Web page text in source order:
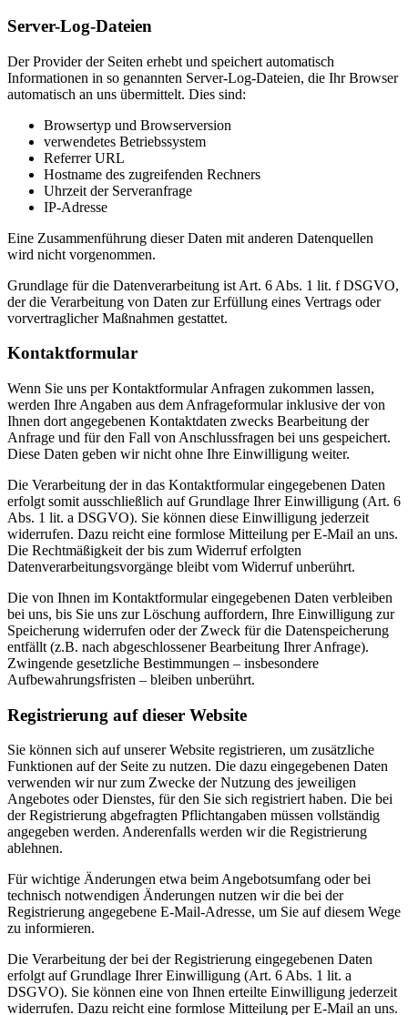
Server-Log-Dateien
Der Provider der Seiten erhebt und speichert automatisch
Informationen in so genannten Server-Log-Dateien, die Ihr Browser
automatisch an uns übermittelt. Dies sind:
Browsertyp und Browserversion
verwendetes Betriebssystem
Referrer URL
Hostname des zugreifenden Rechners
Uhrzeit der Serveranfrage
IP-Adresse
Eine Zusammenführung dieser Daten mit anderen Datenquellen
wird nicht vorgenommen.
Grundlage für die Datenverarbeitung ist Art. 6 Abs. 1 lit. f DSGVO,
der die Verarbeitung von Daten zur Erfüllung eines Vertrags oder
vorvertraglicher Maßnahmen gestattet.
Kontaktformular
Wenn Sie uns per Kontaktformular Anfragen zukommen lassen,
werden Ihre Angaben aus dem Anfrageformular inklusive der von
Ihnen dort angegebenen Kontaktdaten zwecks Bearbeitung der
Anfrage und für den Fall von Anschlussfragen bei uns gespeichert.
Diese Daten geben wir nicht ohne Ihre Einwilligung weiter.
Die Verarbeitung der in das Kontaktformular eingegebenen Daten
erfolgt somit ausschließlich auf Grundlage Ihrer Einwilligung (Art. 6
Abs. 1 lit. a DSGVO). Sie können diese Einwilligung jederzeit
widerrufen. Dazu reicht eine formlose Mitteilung per E-Mail an uns.
Die Rechtmäßigkeit der bis zum Widerruf erfolgten
Datenverarbeitungsvorgänge bleibt vom Widerruf unberührt.
Die von Ihnen im Kontaktformular eingegebenen Daten verbleiben
bei uns, bis Sie uns zur Löschung auffordern, Ihre Einwilligung zur
Speicherung widerrufen oder der Zweck für die Datenspeicherung
entfällt (z.B. nach abgeschlossener Bearbeitung Ihrer Anfrage).
Zwingende gesetzliche Bestimmungen – insbesondere
Aufbewahrungsfristen – bleiben unberührt.
Registrierung auf dieser Website
Sie können sich auf unserer Website registrieren, um zusätzliche
Funktionen auf der Seite zu nutzen. Die dazu eingegebenen Daten
verwenden wir nur zum Zwecke der Nutzung des jeweiligen
Angebotes oder Dienstes, für den Sie sich registriert haben. Die bei
der Registrierung abgefragten Pflichtangaben müssen vollständig
angegeben werden. Anderenfalls werden wir die Registrierung
ablehnen.
Für wichtige Änderungen etwa beim Angebotsumfang oder bei
technisch notwendigen Änderungen nutzen wir die bei der
Registrierung angegebene E-Mail-Adresse, um Sie auf diesem Wege
zu informieren.
Die Verarbeitung der bei der Registrierung eingegebenen Daten
erfolgt auf Grundlage Ihrer Einwilligung (Art. 6 Abs. 1 lit. a
DSGVO). Sie können eine von Ihnen erteilte Einwilligung jederzeit
widerrufen. Dazu reicht eine formlose Mitteilung per E-Mail an uns.